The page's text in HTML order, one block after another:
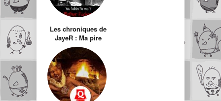
Les chroniques de
JayeR : Ma pire
expérience chez
Quick